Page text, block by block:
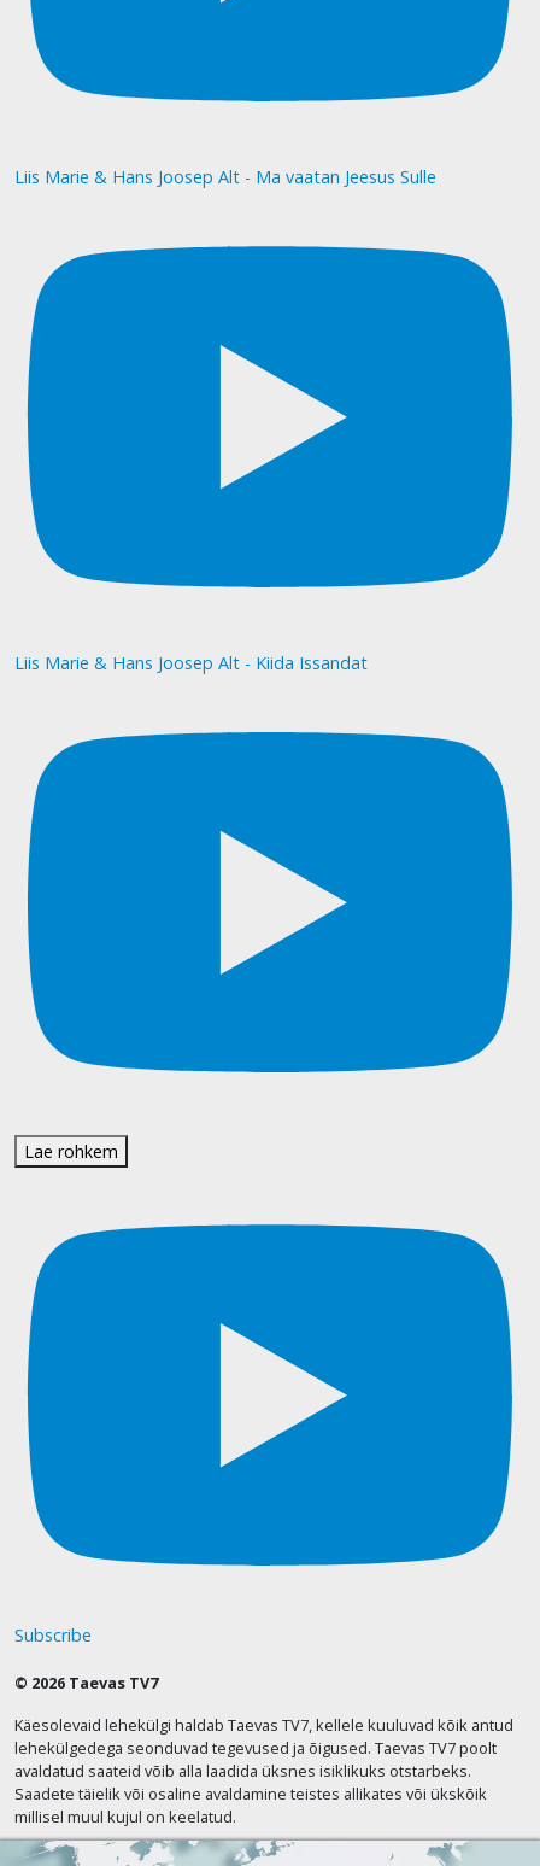
Liis Marie & Hans Joosep Alt - Ma vaatan Jeesus Sulle
Liis Marie & Hans Joosep Alt - Kiida Issandat
Lae rohkem
Subscribe
© 2026 Taevas TV7
Käesolevaid lehekülgi haldab Taevas TV7, kellele kuuluvad kõik antud
lehekülgedega seonduvad tegevused ja õigused. Taevas TV7 poolt
avaldatud saateid võib alla laadida üksnes isiklikuks otstarbeks.
Saadete täielik või osaline avaldamine teistes allikates või ükskõik
millisel muul kujul on keelatud.